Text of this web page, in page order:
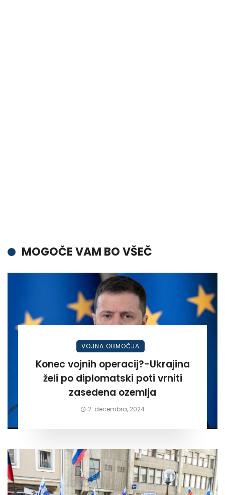
MOGOČE VAM BO VŠEČ
VOJNA OBMOČJA
Konec vojnih operacij?-Ukrajina
želi po diplomatski poti vrniti
zasedena ozemlja
2. decembra, 2024